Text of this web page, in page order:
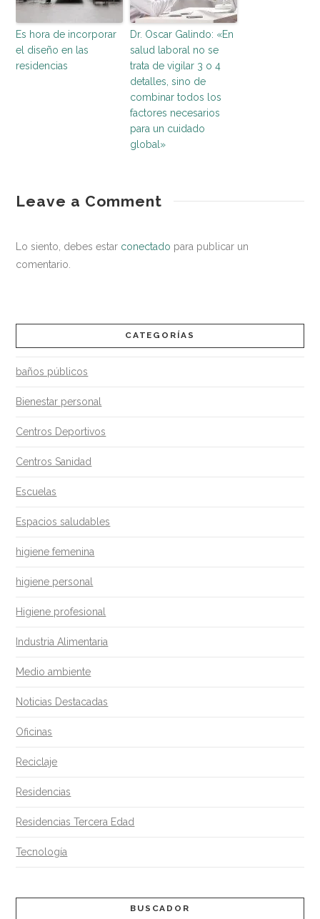
Es hora de incorporar
el diseño en las
residencias
Dr. Oscar Galindo: «En
salud laboral no se
trata de vigilar 3 o 4
detalles, sino de
combinar todos los
factores necesarios
para un cuidado
global»
saludable¿Cómo
el
virus
Leave a Comment
Lo siento, debes estar conectado para publicar un
comentario.
CATEGORÍAS
baños públicos
Bienestar personal
Centros Deportivos
Centros Sanidad
Escuelas
Espacios saludables
higiene femenina
higiene personal
Higiene profesional
Industria Alimentaria
Medio ambiente
Noticias Destacadas
Oficinas
Reciclaje
Residencias
Residencias Tercera Edad
Tecnología
BUSCADOR